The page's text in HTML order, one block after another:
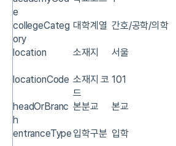
e
collegeCateg
ory
대학계열 간호/공학/의학
location
소재지 서울
locationCode 소재지 코
드
101
headOrBranc
h
본분교 본교
entranceType 입학구분 입학